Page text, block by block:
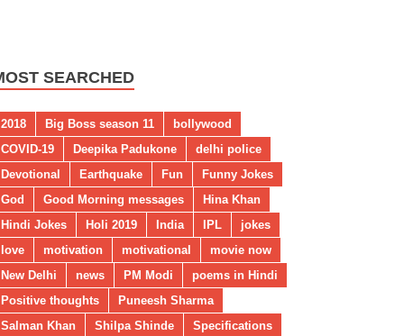
SEARCHED
2018 Big Boss season 11
bollywood
COVID-19
Deepika Padukone
delhi police
Devotional
Earthquake Fun
Funny Jokes
God
Good Morning messages
Hina Khan
Hindi Jokes
Holi 2019 India IPL
jokes
love
motivation motivational
movie now
New Delhi
news PM Modi
poems in Hindi
Positive thoughts
Puneesh Sharma
Salman Khan
Shilpa Shinde
Specifications